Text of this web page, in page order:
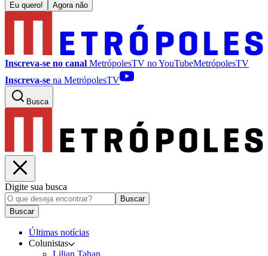
Eu quero! Agora não
Inscreva-se no canal MetrópolesTV noYouTubeMetrópolesTV
Inscreva-se na MetrópolesTV
Busca
Digite sua busca
Buscar
Buscar
Últimas notícias
Colunistas
Lilian Tahan